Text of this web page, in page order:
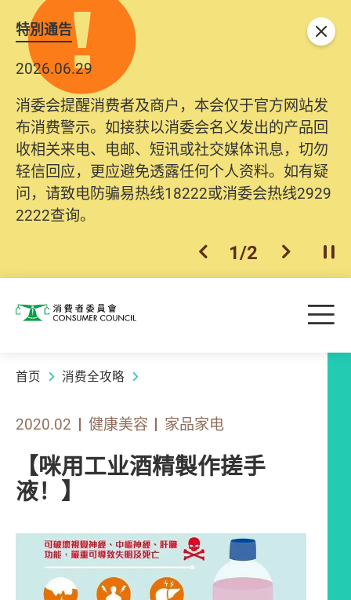
特別通告
2026.06.29
消委会提醒消费者及商户，本会仅于官方网站发
布消费警示。如接获以消委会名义发出的产品回
收相关来电、电邮、短讯或社交媒体讯息，切勿
轻信回应，更应避免透露任何个人资料。如有疑
问，请致电防骗易热线18222或消委会热线2929
2222查询。
上一个
1/2 下一个开
关闭
消费者委员会 目
首页 消费全攻略
2020.02 健康美容 家品家电
【咪用工业酒精製作搓手
液！】